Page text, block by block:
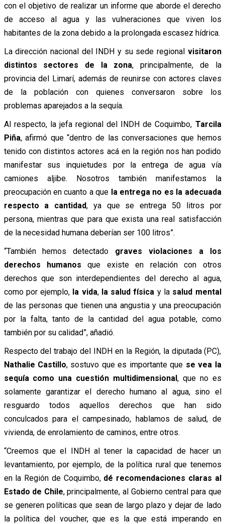
con el objetivo de realizar un informe que aborde el derecho
de acceso al agua y las vulneraciones que viven los
habitantes de la zona debido a la prolongada escasez hídrica.
La dirección nacional del INDH y su sede regional visitaron
distintos sectores de la zona, principalmente, de la
provincia del Limarí, además de reunirse con actores claves
de la población con quienes conversaron sobre los
problemas aparejados a la sequía.
Al respecto, la jefa regional del INDH de Coquimbo, Tarcila
Piña, afirmó que “dentro de las conversaciones que hemos
tenido con distintos actores acá en la región nos han podido
manifestar sus inquietudes por la entrega de agua vía
camiones aljibe. Nosotros también manifestamos la
preocupación en cuanto a que la entrega no es la adecuada
respecto a cantidad, ya que se entrega 50 litros por
persona, mientras que para que exista una real satisfacción
de la necesidad humana deberían ser 100 litros”.
“También hemos detectado graves violaciones a los
derechos humanos que existe en relación con otros
derechos que son interdependientes del derecho al agua,
como por ejemplo, la vida, la salud física y la salud mental
de las personas que tienen una angustia y una preocupación
por la falta, tanto de la cantidad del agua potable, como
también por su calidad”, añadió.
Respecto del trabajo del INDH en la Región, la diputada (PC),
Nathalie Castillo, sostuvo que es importante que se vea la
sequía como una cuestión multidimensional, que no es
solamente garantizar el derecho humano al agua, sino el
resguardo todos aquellos derechos que han sido
conculcados para el campesinado, hablamos de salud, de
vivienda, de enrolamiento de caminos, entre otros.
“Creemos que el INDH al tener la capacidad de hacer un
levantamiento, por ejemplo, de la política rural que tenemos
en la Región de Coquimbo, dé recomendaciones claras al
Estado de Chile, principalmente, al Gobierno central para que
se generen políticas que sean de largo plazo y dejar de lado
la política del voucher, que es la que está imperando en